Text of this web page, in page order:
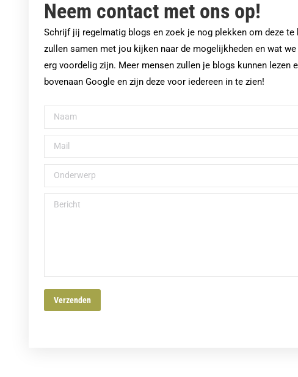
Neem contact met ons op!
Schrijf jij regelmatig blogs en zoek je nog plekken om deze
zullen samen met jou kijken naar de mogelijkheden en wat
erg voordelig zijn. Meer mensen zullen je blogs kunnen
bovenaan Google en zijn deze voor iedereen in te zien!